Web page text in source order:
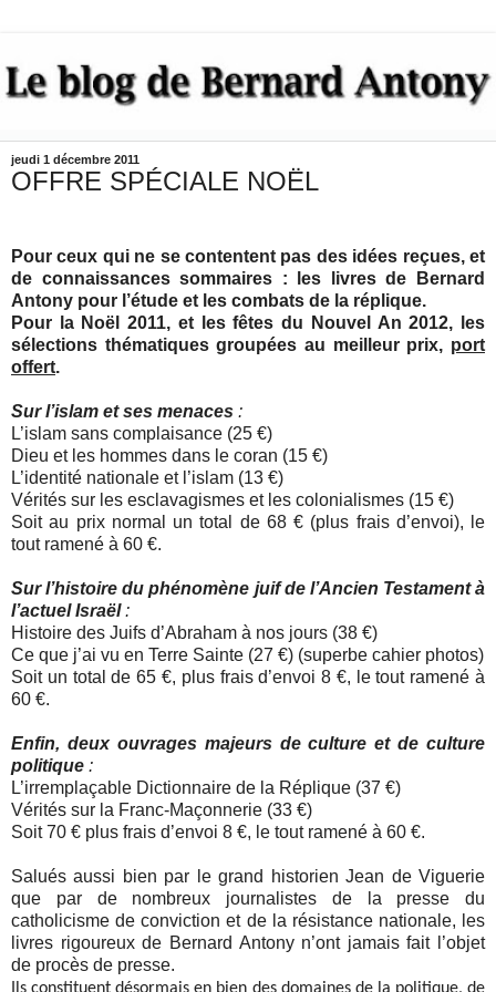
jeudi 1 décembre 2011
OFFRE SPÉCIALE NOËL
Pour ceux qui ne se contentent pas des idées reçues, et
de connaissances sommaires : les livres de Bernard
Antony pour l’étude et les combats de la réplique.
Pour la Noël 2011, et les fêtes du Nouvel An 2012, les
sélections thématiques groupées au meilleur prix, port
offert.
Sur l’islam et ses menaces :
L’islam sans complaisance (25 €)
Dieu et les hommes dans le coran (15 €)
L’identité nationale et l’islam (13 €)
Vérités sur les esclavagismes et les colonialismes (15 €)
Soit au prix normal un total de 68 € (plus frais d’envoi), le
tout ramené à 60 €.
Sur l’histoire du phénomène juif de l’Ancien Testament à
l’actuel Israël:
Histoire des Juifs d’Abraham à nos jours (38 €)
Ce que j’ai vu en Terre Sainte (27 €) (superbe cahier photos)
Soit un total de 65 €, plus frais d’envoi 8 €, le tout ramené à
60 €.
Enfin, deux ouvrages majeurs de culture et de culture
politique :
L’irremplaçable Dictionnaire de la Réplique (37 €)
Vérités sur la Franc-Maçonnerie (33 €)
Soit 70 € plus frais d’envoi 8 €, le tout ramené à 60 €.
Salués aussi bien par le grand historien Jean de Viguerie
que par de nombreux journalistes de la presse du
catholicisme de conviction et de la résistance nationale, les
livres rigoureux de Bernard Antony n’ont jamais fait l’objet
de procès de presse.